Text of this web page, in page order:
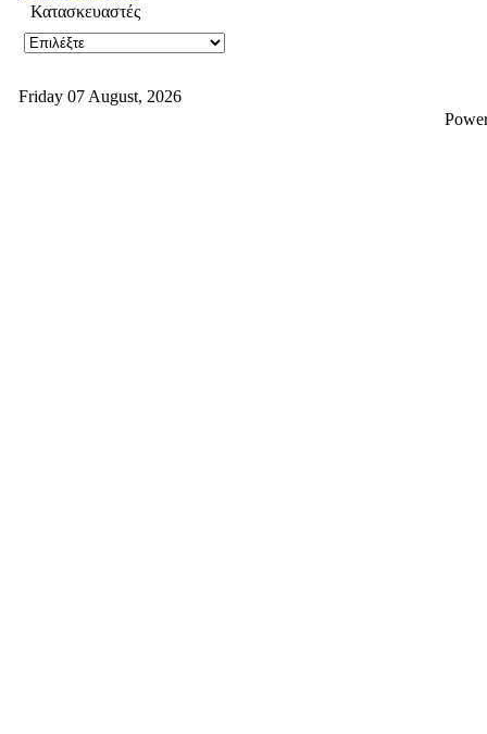
Κατασκευαστές
Friday 07 August, 2026